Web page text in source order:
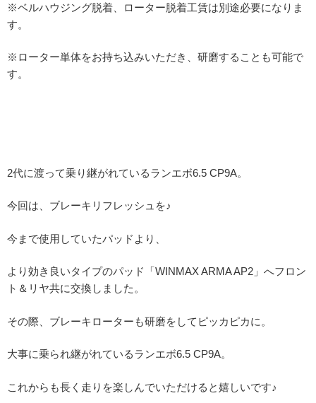
※ベルハウジング脱着、ローター脱着工賃は別途必要になりま
す。
※ローター単体をお持ち込みいただき、研磨することも可能で
す。
2代に渡って乗り継がれているランエボ6.5 CP9A。
今回は、ブレーキリフレッシュを♪
今まで使用していたパッドより、
より効き良いタイプのパッド「WINMAX ARMA AP2」へフロン
ト＆リヤ共に交換しました。
その際、ブレーキローターも研磨をしてピッカピカに。
大事に乗られ継がれているランエボ6.5 CP9A。
これからも長く走りを楽しんでいただけると嬉しいです♪